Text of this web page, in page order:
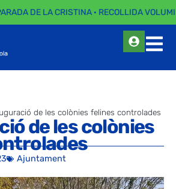
DE LA CRISTINA · RECOLLIDA
de les colònies felines controlades
de les colònies
Ajuntament